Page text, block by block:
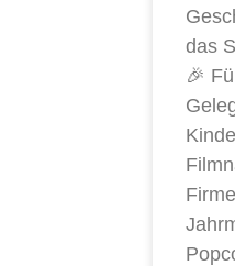
das
🎉